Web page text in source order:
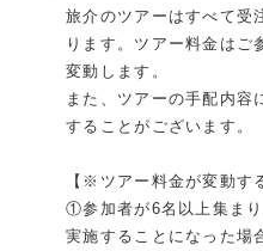
旅介のツアーはすべて受
ります。ツアー料金はご
変動します。
また、ツアーの手配内容
することがございます。
【※ツアー料金が変動す
①参加者が6名以上集ま
実施することになった場